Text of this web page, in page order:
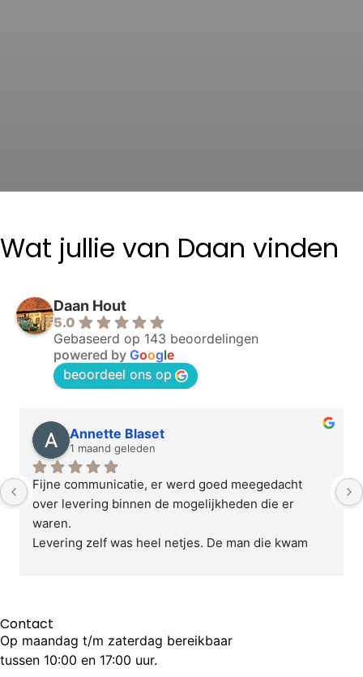
Wat jullie van Daan vinden
Daan Hout
5.0
Gebaseerd op 143 beoordelingen
powered by Google
beoordeel ons op
Annette Blaset
1 maand geleden
Fijne communicatie, er werd goed meegedacht
over levering binnen de mogelijkheden die er
waren.
Levering zelf was heel netjes. De man die kwam
afgewerkt, stevig, alles loopt mooi door en sluit
netjes aan. Vakwerk.
Contact
Op maandag t/m zaterdag bereikbaar
tussen 10:00 en 17:00 uur.